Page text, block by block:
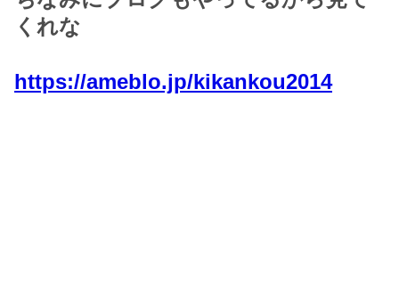
くれな
https://ameblo.jp/kikankou2014